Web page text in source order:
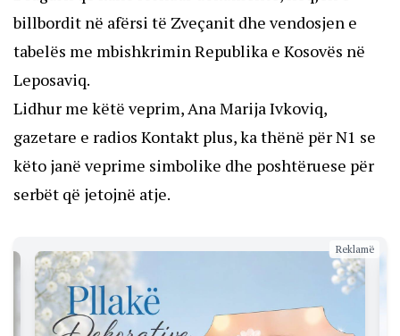
billbordit në afërsi të Zveçanit dhe vendosjen e
tabelës me mbishkrimin Republika e Kosovës në
Leposaviq.
Lidhur me këtë veprim, Ana Marija Ivkoviq,
gazetare e radios Kontakt plus, ka thënë për N1 se
këto janë veprime simbolike dhe poshtëruese për
serbët që jetojnë atje.
Reklamë